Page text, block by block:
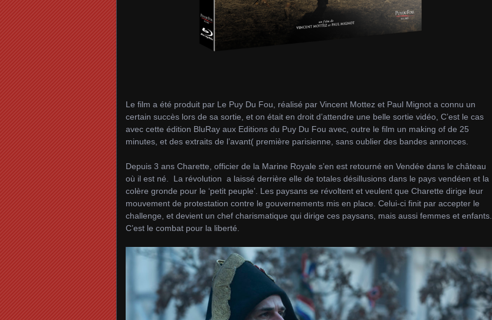
Le film a été produit par Le Puy Du Fou, réalisé par Vincent Mottez et Paul Mignot a connu un
certain succès lors de sa sortie, et on était en droit d’attendre une belle sortie vidéo, C’est le cas
avec cette édition BluRay aux Editions du Puy Du Fou avec, outre le film un making of de 25
minutes, et des extraits de l’avant( première parisienne, sans oublier des bandes annonces.
Depuis 3 ans Charette, officier de la Marine Royale s’en est retourné en Vendée dans le château
où il est né. La révolution a laissé derrière elle de totales désillusions dans le pays vendéen et la
colère gronde pour le ‘petit peuple’. Les paysans se révoltent et veulent que Charette dirige leur
mouvement de protestation contre le gouvernements mis en place. Celui-ci finit par accepter le
challenge, et devient un chef charismatique qui dirige ces paysans, mais aussi femmes et enfants.
C’est le combat pour la liberté.